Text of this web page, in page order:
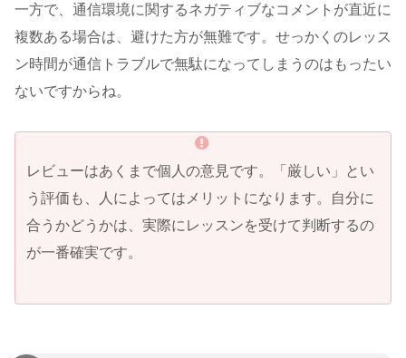
一方で、通信環境に関するネガティブなコメントが直近に
複数ある場合は、避けた方が無難です。せっかくのレッス
ン時間が通信トラブルで無駄になってしまうのはもったい
ないですからね。
レビューはあくまで個人の意見です。「厳しい」とい
う評価も、人によってはメリットになります。自分に
合うかどうかは、実際にレッスンを受けて判断するの
が一番確実です。